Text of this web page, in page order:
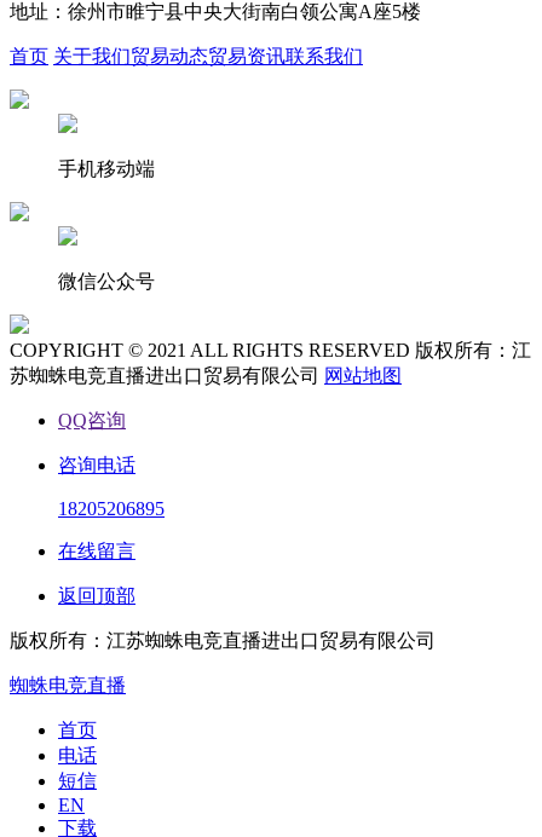
地址：徐州市睢宁县中央大街南白领公寓A座5楼
首页 关于我们贸易动态贸易资讯联系我们
手机移动端
微信公众号
COPYRIGHT © 2021 ALL RIGHTS RESERVED 版权所有：江
苏蜘蛛电竞直播进出口贸易有限公司 网站地图
QQ咨询
咨询电话
18205206895
在线留言
返回顶部
版权所有：江苏蜘蛛电竞直播进出口贸易有限公司
蜘蛛电竞直播
首页
电话
短信
EN
下载